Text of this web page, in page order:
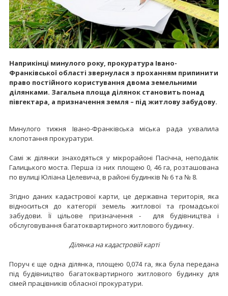
Наприкінці минулого року, прокуратура Івано-
Франківської області звернулася з проханням припинити
право постійного користування двома земельними
ділянками. Загальна площа ділянок становить понад
півгектара, а призначення земля – під житлову забудову.
Минулого тижня Івано-Франківська міська рада ухвалила
клопотання прокуратури.
Самі ж ділянки знаходяться у мікрорайоні Пасічна, неподалік
Галицького моста. Перша із них площею 0, 46 га, розташована
по вулиці Юліана Целевича, в районі будинків № 6 та № 8.
Згідно даних кадастрової карти, це державна територія, яка
відноситься до категорії земель житлової та громадської
забудови. Її цільове призначення - для будівництва і
обслуговування багатоквартирного житлового будинку.
Ділянка на кадастровій карті
Поруч є ще одна ділянка, площею 0,074 га, яка була передана
під будівництво багатоквартирного житлового будинку для
сімей працівників обласної прокуратури.